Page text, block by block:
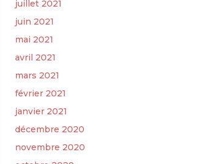
juillet 2021
juin 2021
mai 2021
avril 2021
mars 2021
février 2021
janvier 2021
décembre 2020
novembre 2020